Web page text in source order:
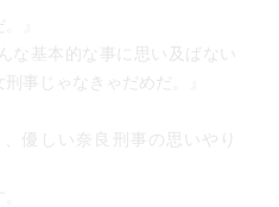
』
な基本的な事に思い及ばない
事じゃなきゃだめだ。』
優しい奈良刑事の思いやり